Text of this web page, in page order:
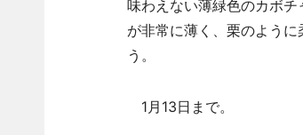
味わえない薄緑色のカボ
が非常に薄く、栗のよう
う。
1月13日まで。